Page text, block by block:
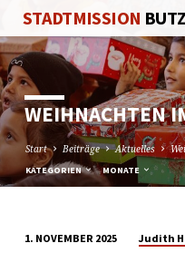
STADTMISSION
WEIHNACHTEN
Start Beiträge Aktuelles
KATEGORIEN MONATE
1. NOVEMBER 2025 Judith